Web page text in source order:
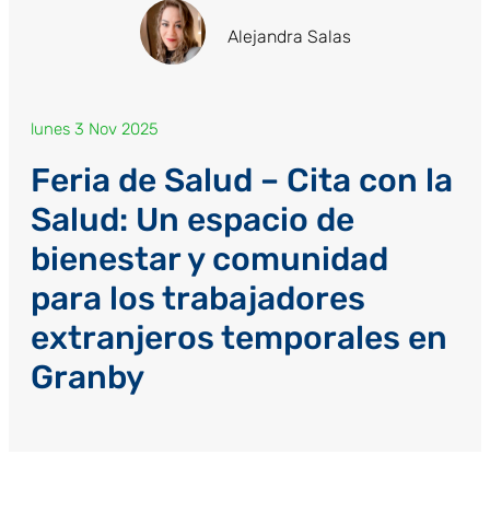
Alejandra Salas
lunes 3 Nov 2025
Feria de Salud – Cita con la
Salud: Un espacio de
bienestar y comunidad
para los trabajadores
extranjeros temporales en
Granby